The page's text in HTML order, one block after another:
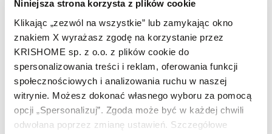
Niniejsza strona korzysta z plików cookie
Klikając „zezwól na wszystkie” lub zamykając okno
znakiem X wyrażasz zgodę na korzystanie przez
KRISHOME sp. z o.o. z plików cookie do
spersonalizowania treści i reklam, oferowania funkcji
społecznościowych i analizowania ruchu w naszej
witrynie. Możesz dokonać własnego wyboru za pomocą
opcji „Spersonalizuj”. Zgoda może być w każdej chwili
odwołana poprzez zmianę ustawień. Szczegółowe
bramy garażowej
06 maja 2024